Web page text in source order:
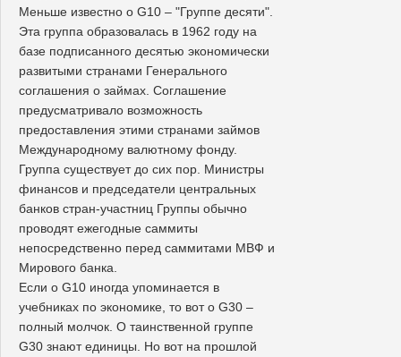
Меньше известно о G10 – "Группе десяти".
Эта группа образовалась в 1962 году на
базе подписанного десятью экономически
развитыми странами Генерального
соглашения о займах. Соглашение
предусматривало возможность
предоставления этими странами займов
Международному валютному фонду.
Группа существует до сих пор. Министры
финансов и председатели центральных
банков стран-участниц Группы обычно
проводят ежегодные саммиты
непосредственно перед саммитами МВФ и
Мирового банка.
Если о G10 иногда упоминается в
учебниках по экономике, то вот о G30 –
полный молчок. О таинственной группе
G30 знают единицы. Но вот на прошлой